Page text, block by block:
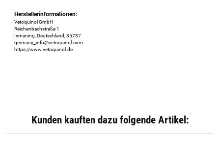
Herstellerinformationen:
Vetoquinol GmbH
Reichenbachstraße 1
Ismaning, Deutschland, 85737
germany_info@vetoquinol.com
https://www.vetoquinol.de
Kunden kauften dazu folgende Artikel: